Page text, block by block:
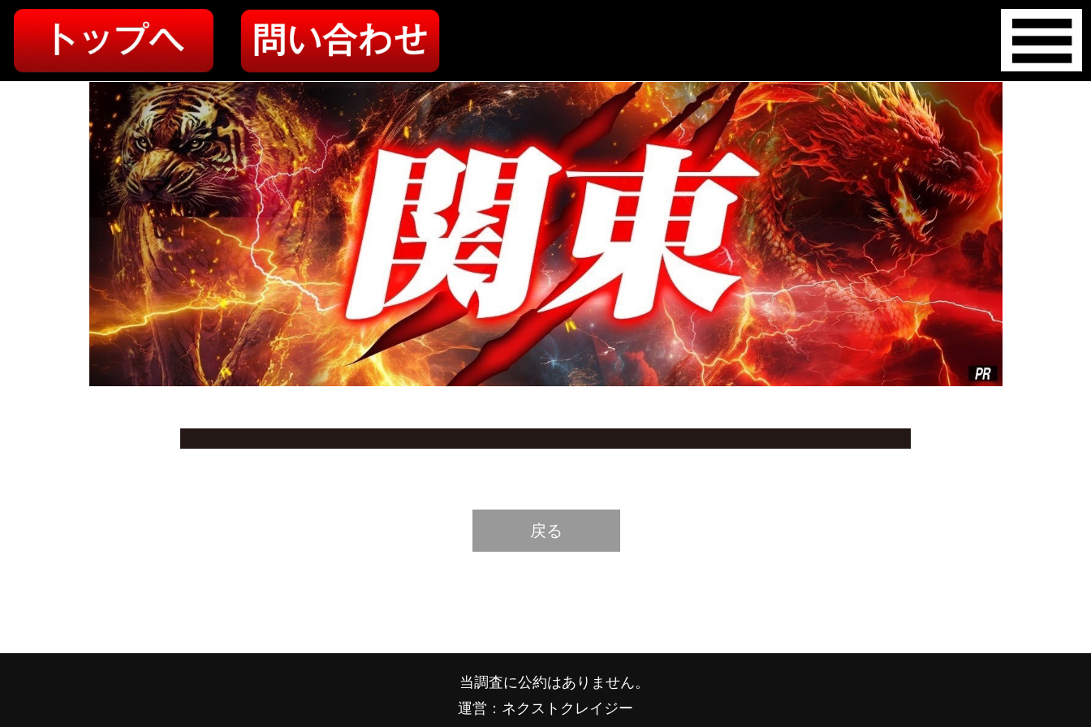
戻る
当調査に公約はありません。
運営：ネクストクレイジー